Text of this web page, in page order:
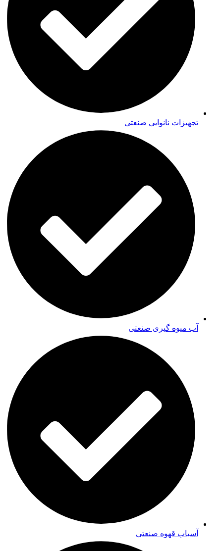
تجهیزات نانوایی صنعتی
آب میوه گیری صنعتی
آسیاب قهوه صنعتی